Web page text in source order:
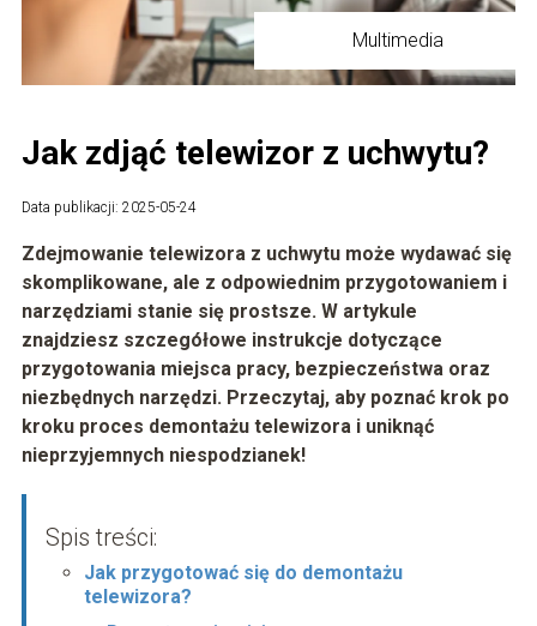
Multimedia
Jak zdjąć telewizor z uchwytu?
Data publikacji: 2025-05-24
Zdejmowanie telewizora z uchwytu może wydawać się
skomplikowane, ale z odpowiednim przygotowaniem i
narzędziami stanie się prostsze. W artykule
znajdziesz szczegółowe instrukcje dotyczące
przygotowania miejsca pracy, bezpieczeństwa oraz
niezbędnych narzędzi. Przeczytaj, aby poznać krok po
kroku proces demontażu telewizora i uniknąć
nieprzyjemnych niespodzianek!
Spis treści:
Jak przygotować się do demontażu
telewizora?